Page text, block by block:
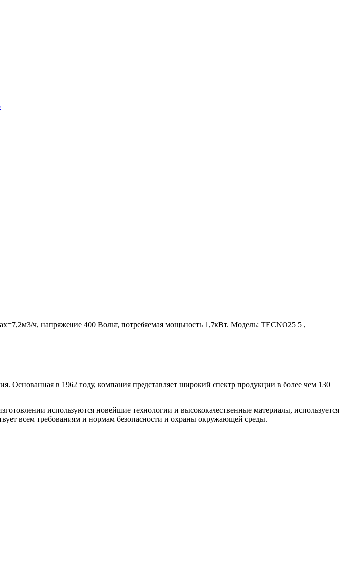
ч, напряжение 400 Вольт, потребяемая мощьность 1,7кВт. Модель: TECNO25 5 ,
Основанная в 1962 году, компания представляет широкий спектр продукции в более чем 130
используются новейшие технологии и высококачественные материалы, используется
всем требованиям и нормам безопасности и охраны окружающей среды.